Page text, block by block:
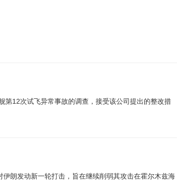
第12次试飞异常事故的调查，接受该公司提出的整改措
朗发动新一轮打击，旨在继续削弱其攻击在霍尔木兹海